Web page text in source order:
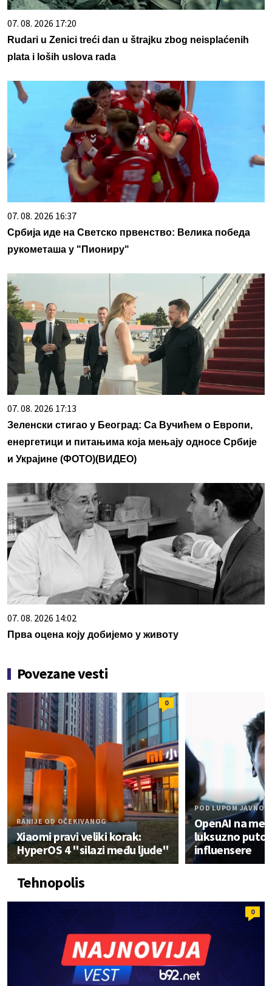
07. 08. 2026 17:20
Rudari u Zenici treći dan u štrajku zbog neisplaćenih
plata i loših uslova rada
07. 08. 2026 16:37
Србија иде на Светско првенство: Велика победа
рукометаша у "Пиониру"
07. 08. 2026 17:13
Зеленски стигао у Београд: Са Вучићем о Европи,
енергетици и питањима која мењају односе Србије
и Украјине (ФОТО)(ВИДЕО)
07. 08. 2026 14:02
Прва оцена коју добијемо у животу
Povezane vesti
0
RANIJE OD OČEKIVANOG
Xiaomi pravi veliki korak:
HyperOS 4 "silazi među ljude"
POD LUPOM
OpenAI na
luksuzno
influensere
Tehnopolis
0